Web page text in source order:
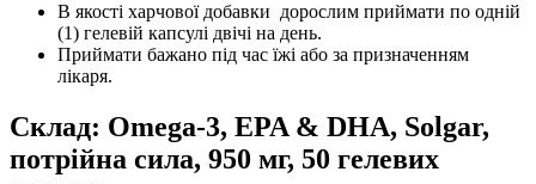
В якості харчової добавки дорослим приймати по одній
(1) гелевій капсулі двічі на день.
Приймати бажано під час їжі або за призначенням
лікаря.
Склад: Omega-3, EPA & DHA, Solgar,
потрійна сила, 950 мг, 50 гелевих